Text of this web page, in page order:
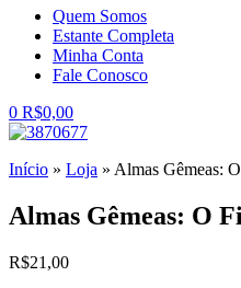
Quem Somos
Estante Completa
Minha Conta
Fale Conosco
0 R$0,00
Início » Loja » Almas Gêmeas:
Almas Gêmeas: O
R$21,00